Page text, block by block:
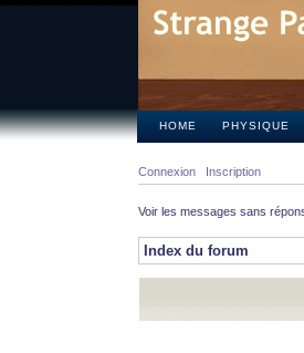
HOME PHYSIQUE
Connexion Inscription
Voir les messages sans
Index du forum